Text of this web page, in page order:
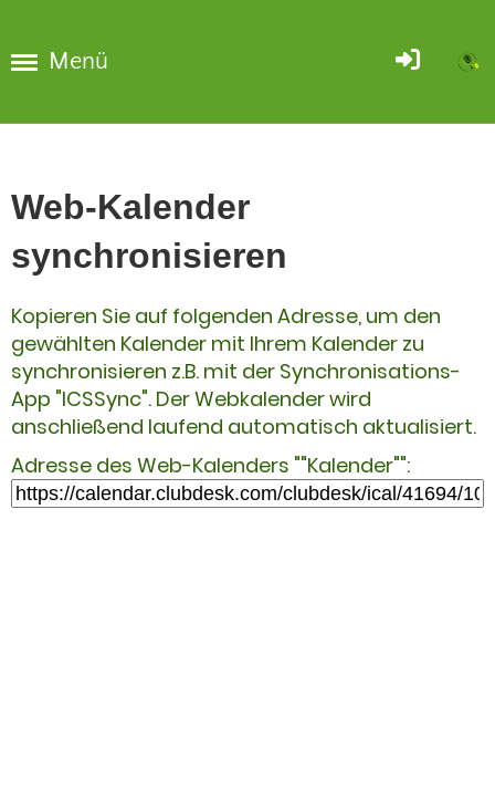
Menü
Web-Kalender
synchronisieren
Kopieren Sie auf folgenden Adresse, um den
gewählten Kalender mit Ihrem Kalender zu
synchronisieren z.B. mit der Synchronisations-
App "ICSSync". Der Webkalender wird
anschließend laufend automatisch aktualisiert.
Adresse des Web-Kalenders ""Kalender"":